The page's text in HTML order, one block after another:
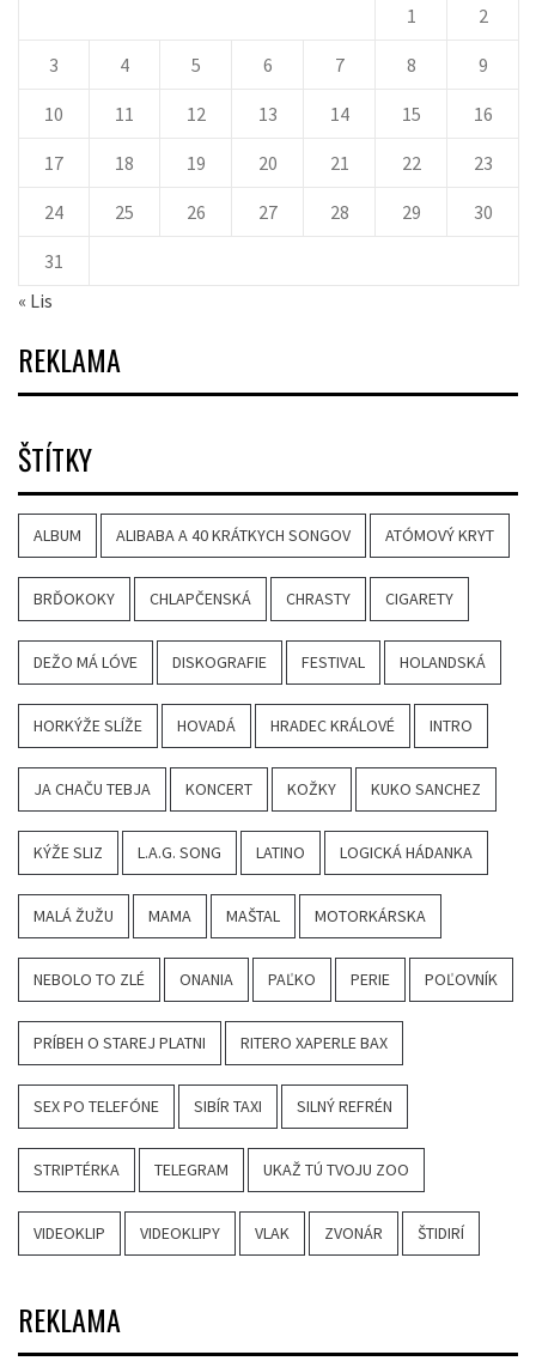
1
2
3 4 5 6 7 8 9
10 11 12 13 14 15 16
17 18 19 20 21 22 23
24 25 26 27 28 29 30
31
« Lis
REKLAMA
ŠTÍTKY
ALBUM ALIBABA A 40 KRÁTKYCH SONGOV ATÓMOVÝ KRYT
BRĎOKOKY CHLAPČENSKÁ CHRASTY CIGARETY
DEŽO MÁ LÓVE DISKOGRAFIE FESTIVAL HOLANDSKÁ
HORKÝŽE SLÍŽE HOVADÁ HRADEC KRÁLOVÉ INTRO
JA CHAČU TEBJA KONCERT KOŽKY KUKO SANCHEZ
KÝŽE SLIZ L.A.G. SONG LATINO LOGICKÁ HÁDANKA
MALÁ ŽUŽU MAMA MAŠTAL MOTORKÁRSKA
NEBOLO TO ZLÉ ONANIA PAĽKO PERIE POĽOVNÍK
PRÍBEH O STAREJ PLATNI RITERO XAPERLE BAX
SEX PO TELEFÓNE SIBÍR TAXI SILNÝ REFRÉN
STRIPTÉRKA TELEGRAM UKAŽ TÚ TVOJU ZOO
VIDEOKLIP VIDEOKLIPY VLAK ZVONÁR ŠTIDIRÍ
REKLAMA